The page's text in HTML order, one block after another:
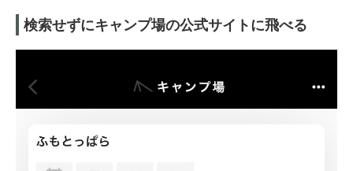
検索せずにキャンプ場の公式サイトに飛べる